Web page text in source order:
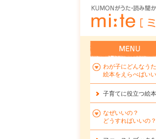
わが子にどんなうた
絵本をえらべばい
子育てに役立つ絵本
なぜいいの？
どうすればいいの？